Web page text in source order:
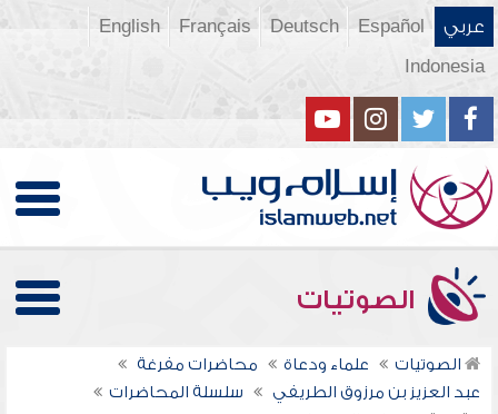
عربي Español
Deutsch
Français
English
Indonesia
الصوتيات
الصوتيات علماء ودعاة
محاضرات مفرغة
عبد العزيز بن مرزوق الطريفي
سلسلة المحاضرات